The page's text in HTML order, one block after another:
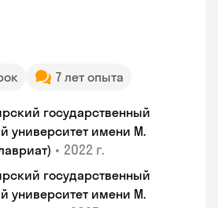
7 лет опыта
государственный
университет имени М.
• 2022 г.
государственный
университет имени М.